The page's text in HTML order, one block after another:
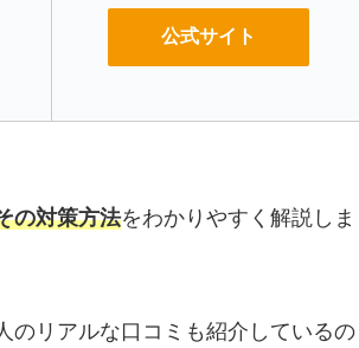
公式サイト
の対策方法をわかりやすく解説しま
のリアルな口コミも紹介しているの